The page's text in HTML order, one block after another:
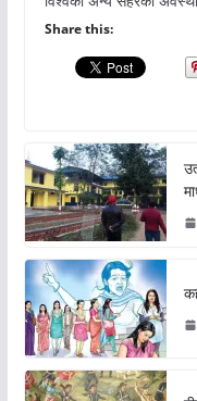
Share this: